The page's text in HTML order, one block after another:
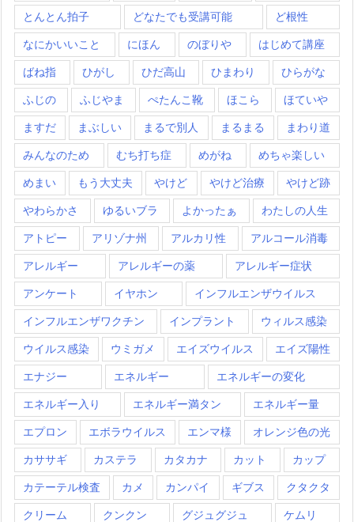
とんとん拍子 どなたでも受講可能 ど根性
なにかいいこと にほん のぼりや はじめて講座
ばね指 ひがし ひだ高山 ひまわり ひらがな
ふじの ふじやま ぺたんこ靴 ほこら ほていや
ますだ まぶしい まるで別人 まるまる まわり道
みんなのため むち打ち症 めがね めちゃ楽しい
めまい もう大丈夫 やけど やけど治療 やけど跡
やわらかさ ゆるいブラ よかったぁ わたしの人生
アトピー アリゾナ州 アルカリ性 アルコール消毒
アレルギー アレルギーの薬 アレルギー症状
アンケート イヤホン インフルエンザウイルス
インフルエンザワクチン インプラント ウィルス感染
ウイルス感染 ウミガメ エイズウイルス エイズ陽性
エナジー エネルギー エネルギーの変化
エネルギー入り エネルギー満タン エネルギー量
エプロン エボラウイルス エンマ様 オレンジ色の光
カササギ カステラ カタカナ カット カップ
カテーテル検査 カメ カンパイ ギブス クタクタ
クリーム クンクン グジュグジュ ケムリ